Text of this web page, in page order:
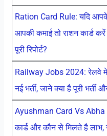
Ration Card Rule: यदि
आपकी कमाई तो राशन कार्ड
पूरी रिपोर्ट?
Railway Jobs 2024: रेलवे
नई भर्ती, जाने क्या है पूरी भर्ती
Ayushman Card Vs Abha
कार्ड और कौन से मिलते है लाभ,